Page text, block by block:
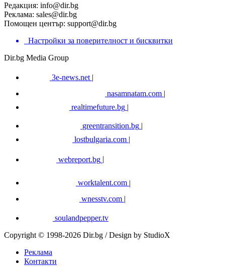
Редакция: info@dir.bg
Реклама: sales@dir.bg
Помощен център: support@dir.bg
Настройки за поверителност и бисквитки
Dir.bg Media Group
3e-news.net |
nasamnatam.com |
realtimefuture.bg |
greentransition.bg |
lostbulgaria.com |
webreport.bg
worktalent.com |
wnesstv.com |
soulandpepper.tv
Copyright © 1998-2026 Dir.bg / Design by StudioX
Реклама
Контакти